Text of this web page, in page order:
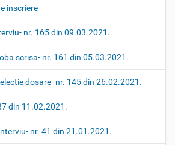
inscriere
nr. 165 din 09.03.2021.
scrisa- nr. 161 din 05.03.2021.
dosare- nr. 145 din 26.02.2021.
din 11.02.2021.
nr. 41 din 21.01.2021.